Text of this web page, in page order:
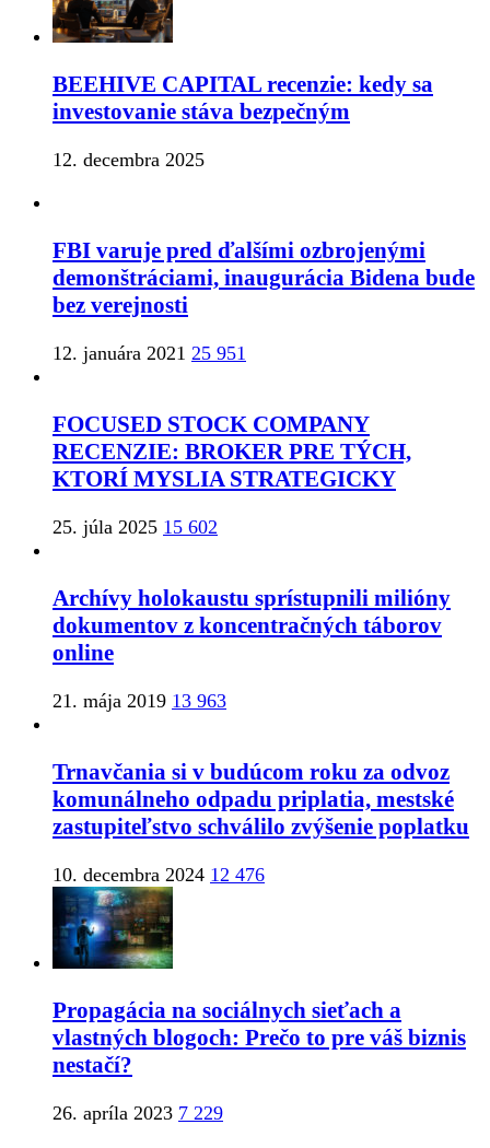
BEEHIVE CAPITAL recenzie: kedy sa
investovanie stáva bezpečným
12. decembra 2025
FBI varuje pred ďalšími ozbrojenými
demonštráciami, inaugurácia Bidena bude
bez verejnosti
12. januára 2021 25 951
FOCUSED STOCK COMPANY
RECENZIE: BROKER PRE TÝCH,
KTORÍ MYSLIA STRATEGICKY
25. júla 2025 15 602
Archívy holokaustu sprístupnili milióny
dokumentov z koncentračných táborov
online
21. mája 2019 13 963
Trnavčania si v budúcom roku za odvoz
komunálneho odpadu priplatia, mestské
zastupiteľstvo schválilo zvýšenie poplatku
10. decembra 2024 12 476
Propagácia na sociálnych sieťach a
vlastných blogoch: Prečo to pre váš biznis
nestačí?
26. apríla 2023 7 229